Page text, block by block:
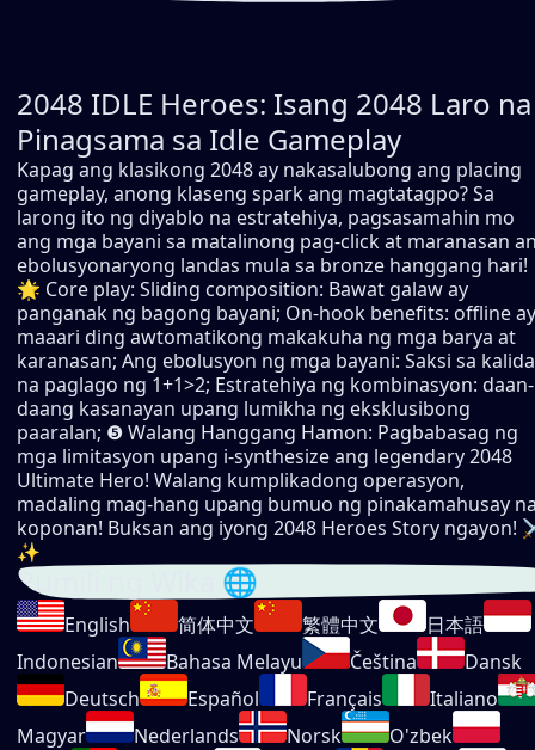
2048 IDLE Heroes: Isang 2048 Laro na
Pinagsama sa Idle Gameplay
Kapag ang klasikong 2048 ay nakasalubong ang placing
gameplay, anong klaseng spark ang magtatagpo? Sa
larong ito ng diyablo na estratehiya, pagsasamahin mo
ang mga bayani sa matalinong pag-click at maranasan
ebolusyonaryong landas mula sa bronze hanggang hari!
🌟 Core play: Sliding composition: Bawat galaw ay
panganak ng bagong bayani; On-hook benefits: offline ay
maaari ding awtomatikong makakuha ng mga barya at
karanasan; Ang ebolusyon ng mga bayani: Saksi sa
na paglago ng 1+1>2; Estratehiya ng kombinasyon: daan-
daang kasanayan upang lumikha ng eksklusibong
paaralan; ❺ Walang Hanggang Hamon: Pagbabasag ng
mga limitasyon upang i-synthesize ang legendary 2048
Ultimate Hero! Walang kumplikadong operasyon,
madaling mag-hang upang bumuo ng pinakamahusay
koponan! Buksan ang iyong 2048 Heroes Story ngayon!
✨
Pumili ng Wika 🌐
English 简体中文 繁體中文
日本語
Indonesian
Bahasa Melayu Čeština
Dansk
Deutsch
Español Français
Italiano
Magyar
Nederlands Norsk
O'zbek